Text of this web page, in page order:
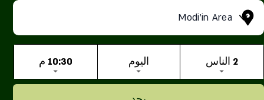
Modi'in Area
2 الناس اليوم 10:30 م